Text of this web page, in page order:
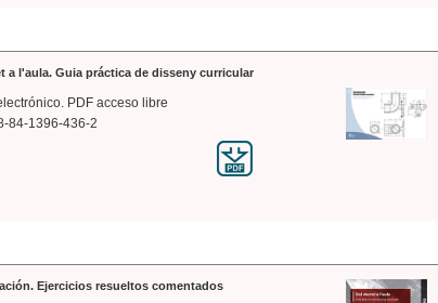
a l'aula. Guia práctica de disseny curricular
PDF acceso libre
84-1396-436-2
Ejercicios resueltos comentados